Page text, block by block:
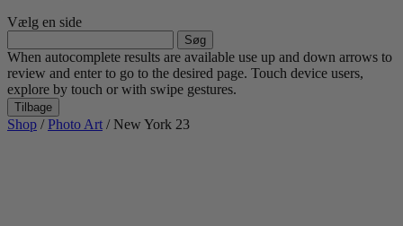
Vælg en side
efter:
When autocomplete results are available use up and down arrows to
review and enter to go to the desired page. Touch device users,
explore by touch or with swipe gestures.
Tilbage
Shop /Photo Art / New York 23